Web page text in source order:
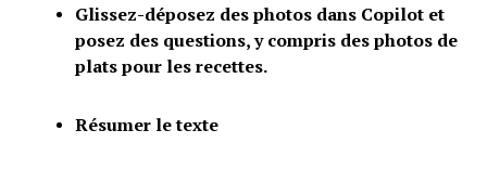
Glissez-déposez des photos dans Copilot et
posez des questions, y compris des photos de
plats pour les recettes.
Résumer le texte